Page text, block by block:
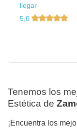
llegar
5,0
Tenemos los
Estética de
¡Encuentra los